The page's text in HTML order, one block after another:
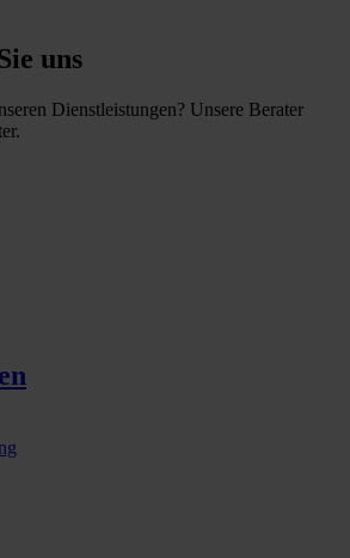
uns
Dienstleistungen? Unsere Berater